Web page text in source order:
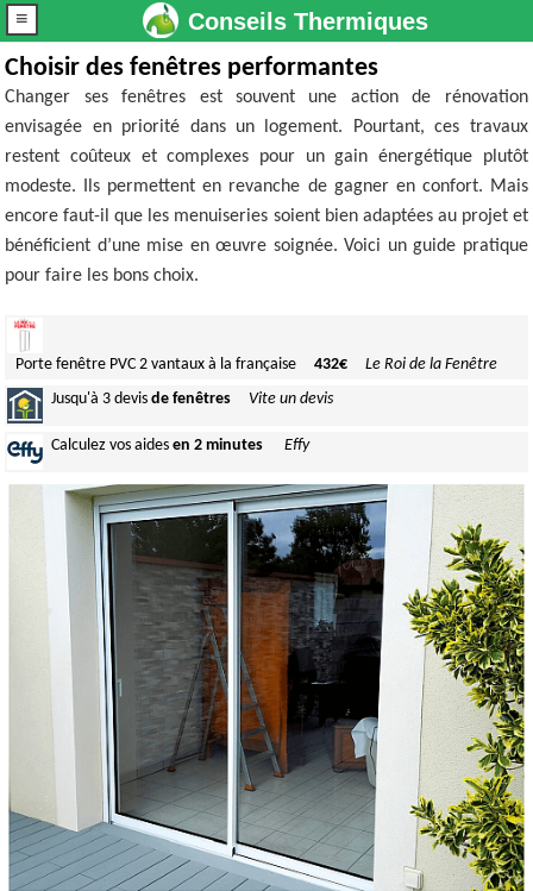
Conseils Thermiques
≡
Choisir des fenêtres performantes
Changer ses fenêtres est souvent une action de rénovation
envisagée en priorité dans un logement. Pourtant, ces travaux
restent coûteux et complexes pour un gain énergétique plutôt
modeste. Ils permettent en revanche de gagner en confort. Mais
encore faut-il que les menuiseries soient bien adaptées au projet et
bénéficient d’une mise en œuvre soignée. Voici un guide pratique
pour faire les bons choix.
Porte fenêtre PVC 2 vantaux à la française 432€
Le Roi de la Fenêtre
Jusqu'à 3 devis de fenêtres Vite un devis
Calculezvos aides en 2 minutes Effy